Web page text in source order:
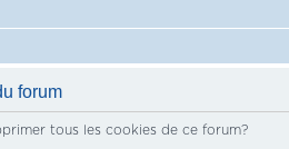
forum
tous les cookies de ce forum?